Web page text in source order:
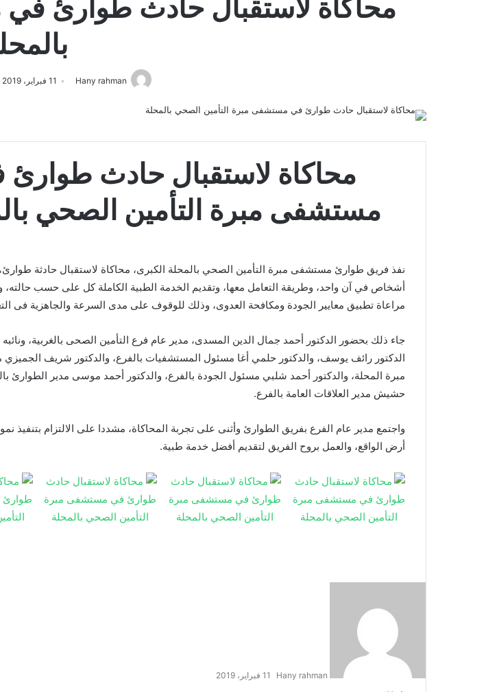
محاكاة لاستقبال حادث طوارئ
Hany rahman 11 فبراير، 2019
محاكاة لاستقبال حادث
مستشفى مبرة التأمين الصحي
نفذ فريق طوارئ مستشفى مبرة التأمين الصحي بالمحلة الكبرى، محاكاة لاستقبال حادثة
أشخاص في آن واحد، وطريقة التعامل معها، وتقديم الخدمة الطبية الكاملة كل على حسب
مراعاة تطبيق معايير الجودة ومكافحة العدوى، وذلك للوقوف على مدى السرعة والجاهزية فى
جاء ذلك بحضور الدكتور أحمد جمال الدين المسدى، مدير عام فرع التأمين الصحى بالغربية، ونائبه
الدكتور رائف يوسف، والدكتور حلمي أغا مسئول المستشفيات بالفرع، والدكتور شريف
مبرة المحلة، والدكتور أحمد شلبي مسئول الجودة بالفرع، والدكتور أحمد موسى مدير الطوارئ
حشيش مدير العلاقات العامة بالفرع.
واجتمع مدير عام الفرع بفريق الطوارئ وأثنى على تجربة المحاكاة، مشددا على الالتزام بتنفيذ
أرض الواقع، والعمل بروح الفريق لتقديم أفضل خدمة طبية.
Hany rahman 11 فبراير، 2019